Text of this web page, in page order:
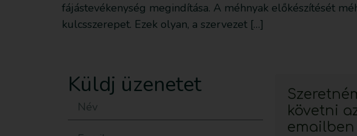
fájástevékenység megindítása. A méhnyak előkészítését
kulcsszerepet. Ezek olyan, a szervezet […]
Küldj üzenetet
követni
emailben